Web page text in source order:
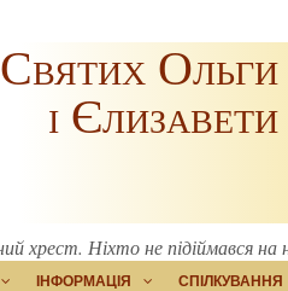
Ольги
і Єлизавети
хрест. Ніхто не підіймався на
ІНФОРМАЦІЯ СПІЛКУВАННЯ